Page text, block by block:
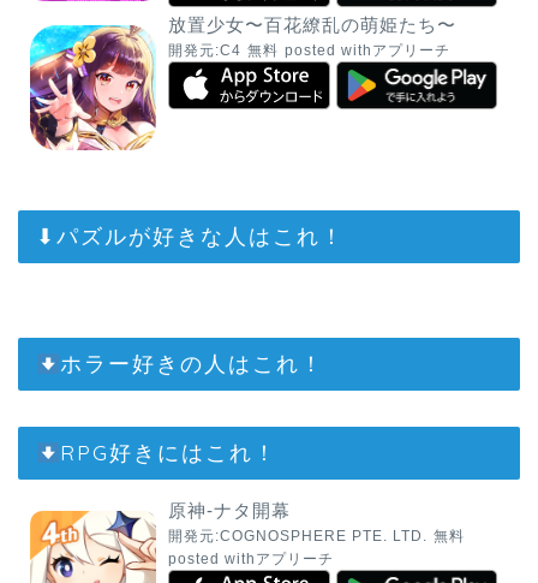
放置少女〜百花繚乱の萌姫たち〜
開発元:C4 無料 posted with アプリーチ
⬇︎パズルが好きな人はこれ！
ホラー好きの人はこれ！
RPG好きにはこれ！
原神-ナタ開幕
開発元:COGNOSPHERE PTE. LTD.
無料
posted with アプリーチ